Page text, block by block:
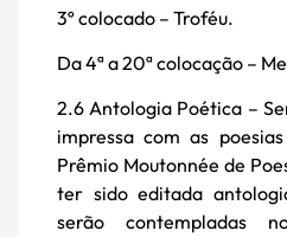
3º colocado – Troféu.
Da 4ª a 20ª colocação –
2.6 Antologia Poética –
impressa com as
Prêmio Moutonnée de
ter sido editada
serão contempladas